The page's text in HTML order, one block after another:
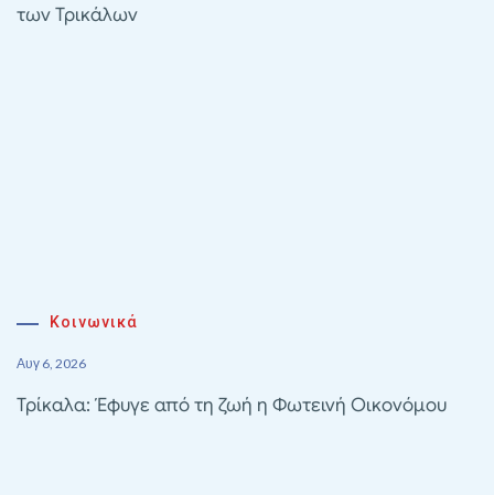
των Τρικάλων
Κοινωνικά
Αυγ 6, 2026
Τρίκαλα: Έφυγε από τη ζωή η Φωτεινή Οικονόμου